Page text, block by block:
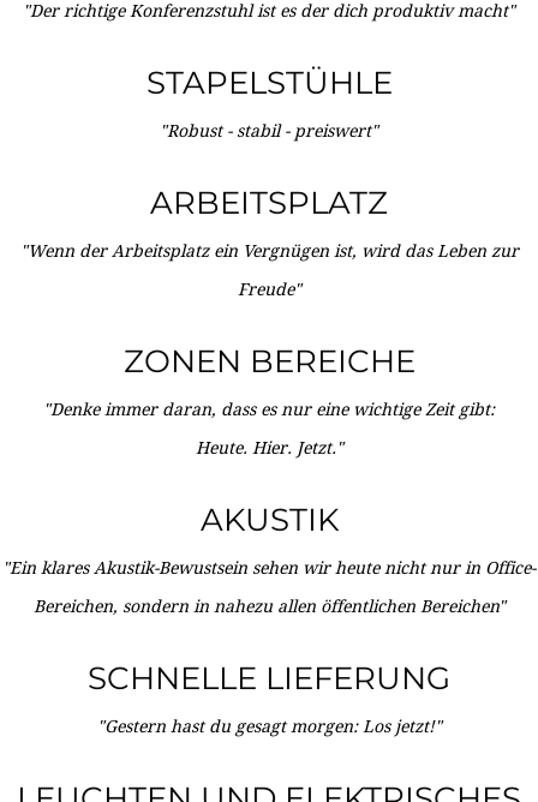
"Der richtige Konferenzstuhl ist es der dich produktiv macht"
STAPELSTÜHLE
"Robust - stabil - preiswert"
ARBEITSPLATZ
"Wenn der Arbeitsplatz ein Vergnügen ist, wird das Leben zur
Freude"
ZONEN BEREICHE
"Denke immer daran, dass es nur eine wichtige Zeit gibt:
Heute. Hier. Jetzt."
AKUSTIK
"Ein klares Akustik-Bewustsein sehen wir heute nicht nur in Office-
Bereichen, sondern in nahezu allen öffentlichen Bereichen"
SCHNELLE LIEFERUNG
"Gestern hast du gesagt morgen: Los jetzt!"